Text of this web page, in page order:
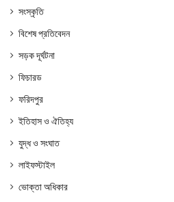
সংস্কৃতি
বিশেষ প্রতিবেদন
সড়ক দূর্ঘটনা
ফিচারড
ফরিদপুর
ইতিহাস ও ঐতিহ্য
যুদ্ধ ও সংঘাত
লাইফস্টাইল
ভোক্তা অধিকার